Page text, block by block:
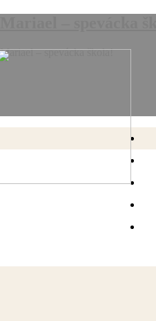
Mariael – spevácka škola!